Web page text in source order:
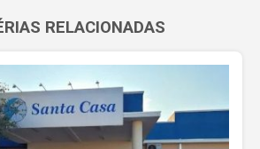
RELACIONADAS